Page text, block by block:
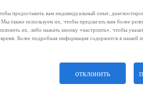
предоставить вам индивидуальный опыт,
также используем их, чтобы предлагать вам более
их, либо нажать кнопку «настроить», чтобы
Более подробная информация содержится в нашей
отклонить